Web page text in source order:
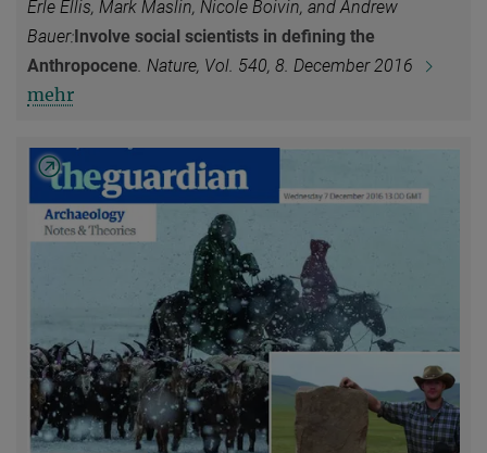
Erle Ellis, Mark Maslin, Nicole Boivin, and Andrew
Bauer:Involve social scientists in defining the
Anthropocene. Nature, Vol. 540, 8. December 2016
mehr